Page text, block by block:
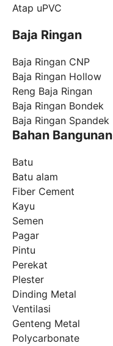
Atap uPVC
Baja Ringan
Baja Ringan CNP
Baja Ringan Hollow
Reng Baja Ringan
Baja Ringan Bondek
Baja Ringan Spandek
Bahan Bangunan
Batu
Batu alam
Fiber Cement
Kayu
Semen
Pagar
Pintu
Perekat
Plester
Dinding Metal
Ventilasi
Genteng Metal
Polycarbonate